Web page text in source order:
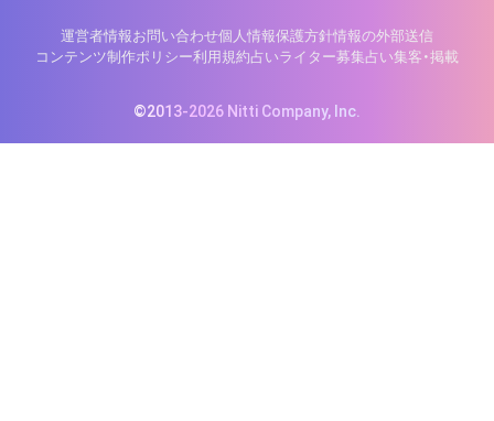
運営者情報お問い合わせ個人情報保護方針情報の外部送信
コンテンツ制作ポリシー利用規約占いライター募集占い集客・掲載
©2013-2026 Nitti Company, Inc.